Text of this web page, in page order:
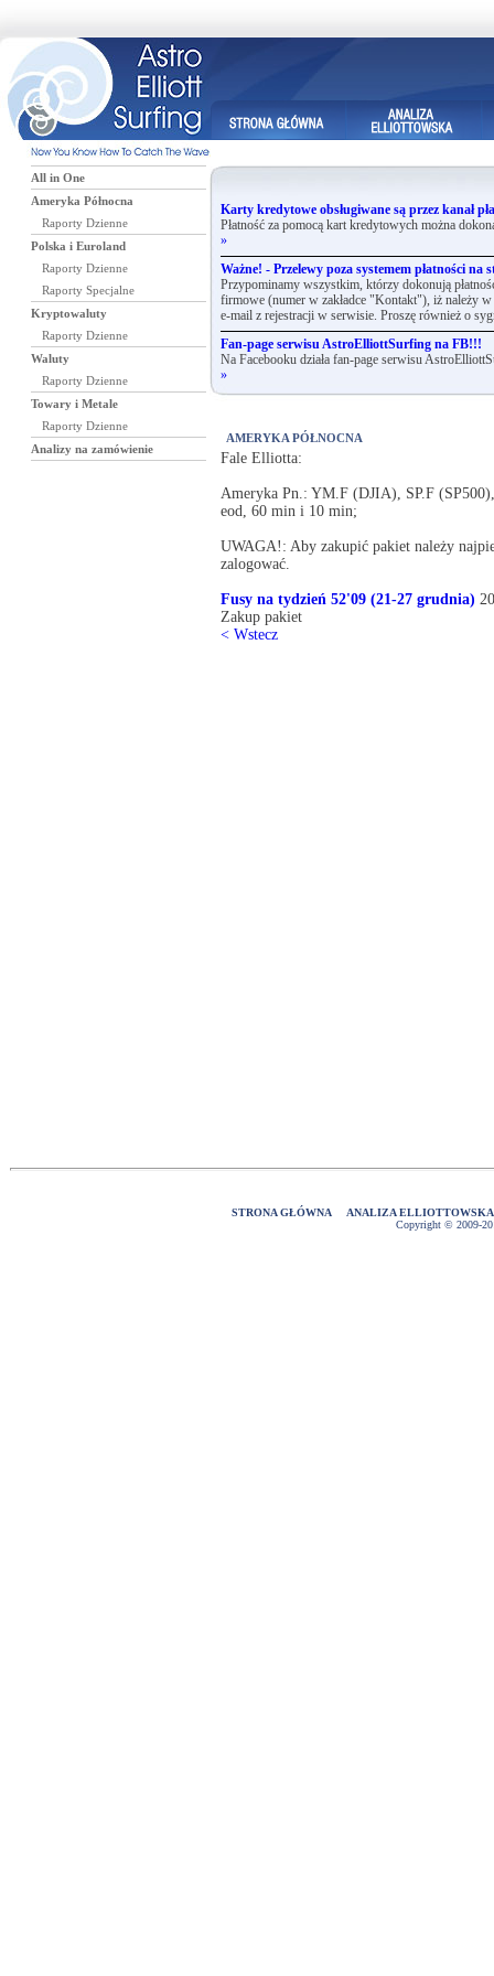
All in One
Ameryka Północna
Raporty Dzienne
Polska i Euroland
Raporty Dzienne
Raporty Specjalne
Kryptowaluty
Raporty Dzienne
Waluty
Raporty Dzienne
Towary i Metale
Raporty Dzienne
Analizy na zamówienie
Karty kredytowe obsługiwane są przez kanał
Płatność za pomocą kart kredytowych można
»
Ważne! - Przelewy poza systemem płatności na
Przypominamy wszystkim, którzy dokonują
firmowe (numer w zakładce "Kontakt"), iż należy
e-mail z rejestracji w serwisie. Proszę również o
Fan-page serwisu AstroElliottSurfing na FB!!!
Na Facebooku działa fan-page serwisu
»
AMERYKA PÓŁNOCNA
Fale Elliotta:
Ameryka Pn.: YM.F (DJIA), SP.F
eod, 60 min i 10 min;
UWAGA!: Aby zakupić pakiet należy
zalogować.
Fusy na tydzień 52'09 (21-27 grudnia)
Zakup pakiet
< Wstecz
STRONA GŁÓWNA
ANALIZA ELLIOTTOWSKA
Copyright © 2009-